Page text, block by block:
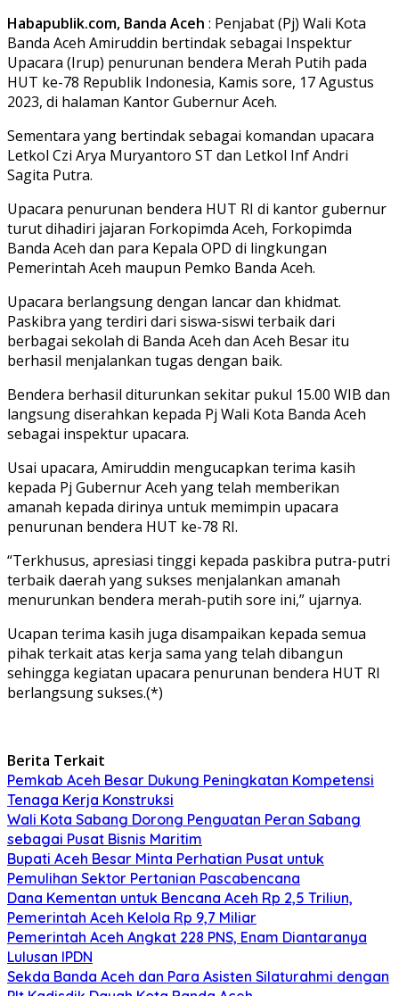
Habapublik.com, Banda Aceh : Penjabat (Pj) Wali Kota
Banda Aceh Amiruddin bertindak sebagai Inspektur
Upacara (Irup) penurunan bendera Merah Putih pada
HUT ke-78 Republik Indonesia, Kamis sore, 17 Agustus
2023, di halaman Kantor Gubernur Aceh.
Sementara yang bertindak sebagai komandan upacara
Letkol Czi Arya Muryantoro ST dan Letkol Inf Andri
Sagita Putra.
Upacara penurunan bendera HUT RI di kantor gubernur
turut dihadiri jajaran Forkopimda Aceh, Forkopimda
Banda Aceh dan para Kepala OPD di lingkungan
Pemerintah Aceh maupun Pemko Banda Aceh.
Upacara berlangsung dengan lancar dan khidmat.
Paskibra yang terdiri dari siswa-siswi terbaik dari
berbagai sekolah di Banda Aceh dan Aceh Besar itu
berhasil menjalankan tugas dengan baik.
Bendera berhasil diturunkan sekitar pukul 15.00 WIB dan
langsung diserahkan kepada Pj Wali Kota Banda Aceh
sebagai inspektur upacara.
Usai upacara, Amiruddin mengucapkan terima kasih
kepada Pj Gubernur Aceh yang telah memberikan
amanah kepada dirinya untuk memimpin upacara
penurunan bendera HUT ke-78 RI.
“Terkhusus, apresiasi tinggi kepada paskibra putra-putri
terbaik daerah yang sukses menjalankan amanah
menurunkan bendera merah-putih sore ini,” ujarnya.
Ucapan terima kasih juga disampaikan kepada semua
pihak terkait atas kerja sama yang telah dibangun
sehingga kegiatan upacara penurunan bendera HUT RI
berlangsung sukses.(*)
Berita Terkait
Pemkab Aceh Besar Dukung Peningkatan Kompetensi
Tenaga Kerja Konstruksi
Wali Kota Sabang Dorong Penguatan Peran Sabang
sebagai Pusat Bisnis Maritim
Bupati Aceh Besar Minta Perhatian Pusat untuk
Pemulihan Sektor Pertanian Pascabencana
Dana Kementan untuk Bencana Aceh Rp 2,5 Triliun,
Pemerintah Aceh Kelola Rp 9,7 Miliar
Pemerintah Aceh Angkat 228 PNS, Enam Diantaranya
Lulusan IPDN
Sekda Banda Aceh dan Para Asisten Silaturahmi dengan